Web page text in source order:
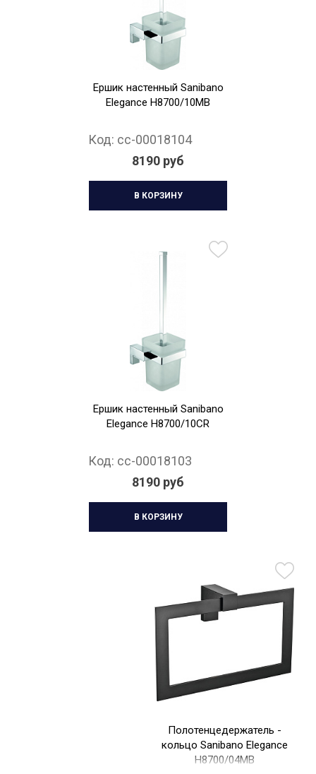
Ершик настенный Sanibano
Elegance H8700/10MB
Код: cc-00018104
8190 руб
В КОРЗИНУ
Ершик настенный Sanibano
Elegance H8700/10CR
Код: cc-00018103
8190 руб
В КОРЗИНУ
Полотенцедержатель -
кольцо Sanibano Elegance
H8700/04MB